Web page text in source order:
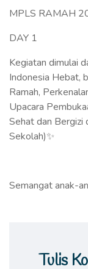
MPLS RAMAH
DAY 1
Kegiatan dimulai
Indonesia Hebat,
Ramah,
Upacara
Sehat dan Bergizi
Sekolah)✨
Semangat anak-
Tulis